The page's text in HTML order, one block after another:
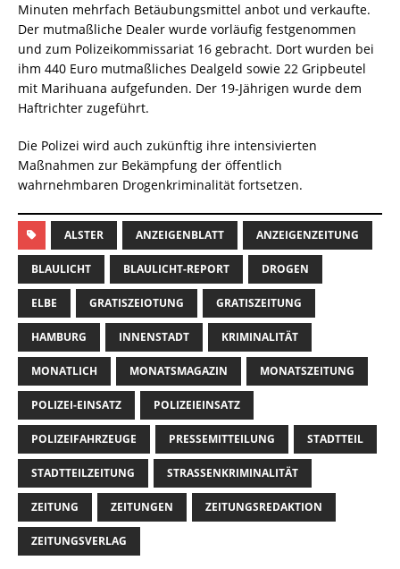
Minuten mehrfach Betäubungsmittel anbot und verkaufte.
Der mutmaßliche Dealer wurde vorläufig festgenommen
und zum Polizeikommissariat 16 gebracht. Dort wurden bei
ihm 440 Euro mutmaßliches Dealgeld sowie 22 Gripbeutel
mit Marihuana aufgefunden. Der 19-Jährigen wurde dem
Haftrichter zugeführt.
Die Polizei wird auch zukünftig ihre intensivierten
Maßnahmen zur Bekämpfung der öffentlich
wahrnehmbaren Drogenkriminalität fortsetzen.
ALSTER ANZEIGENBLATT ANZEIGENZEITUNG
BLAULICHT BLAULICHT-REPORT DROGEN
ELBE GRATISZEIOTUNG GRATISZEITUNG
HAMBURG INNENSTADT KRIMINALITÄT
MONATLICH MONATSMAGAZIN MONATSZEITUNG
POLIZEI-EINSATZ POLIZEIEINSATZ
POLIZEIFAHRZEUGE PRESSEMITTEILUNG STADTTEIL
STADTTEILZEITUNG STRASSENKRIMINALITÄT
ZEITUNG ZEITUNGEN ZEITUNGSREDAKTION
ZEITUNGSVERLAG